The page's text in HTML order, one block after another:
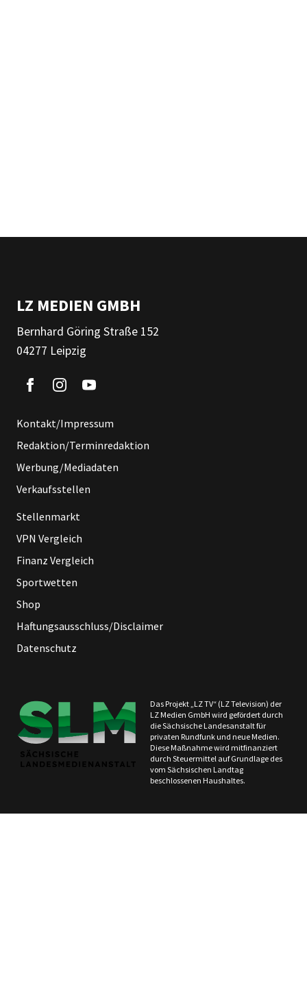
LZ MEDIEN GMBH
Bernhard Göring Straße 152
04277 Leipzig
Kontakt/Impressum
Redaktion/Terminredaktion
Werbung/Mediadaten
Verkaufsstellen
Stellenmarkt
VPN Vergleich
Finanz Vergleich
Sportwetten
Shop
Haftungsausschluss/Disclaimer
Datenschutz
Das Projekt „LZ TV“ (LZ Television) der
LZ Medien GmbH wird gefördert durch
die Sächsische Landesanstalt für
privaten Rundfunk und neue Medien.
Diese Maßnahme wird mitfinanziert
durch Steuermittel auf Grundlage des
vom Sächsischen Landtag
beschlossenen Haushaltes.